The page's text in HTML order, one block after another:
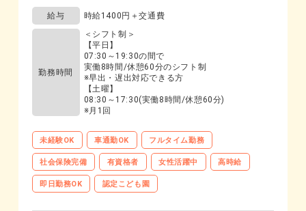
給与 時給1400円＋交通費
勤務時間
＜シフト制＞
【平日】
07:30～19:30の間で
実働8時間/休憩60分のシフト制
※早出・遅出対応できる方
【土曜】
08:30～17:30(実働8時間/休憩60分)
※月1回
未経験OK 車通勤OK フルタイム勤務
社会保険完備 有資格者 女性活躍中 高時給
即日勤務OK 認定こども園